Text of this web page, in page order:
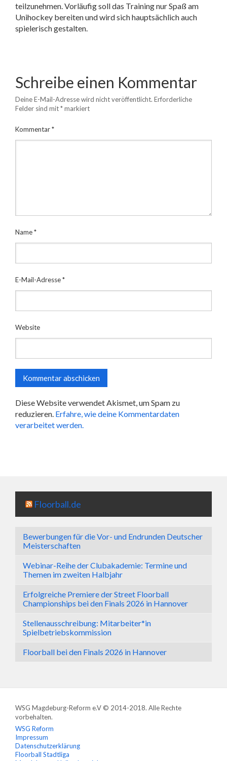
teilzunehmen. Vorläufig soll das Training nur Spaß am
Unihockey bereiten und wird sich hauptsächlich auch
spielerisch gestalten.
Schreibe einen Kommentar
Deine E-Mail-Adresse wird nicht veröffentlicht. Erforderliche
Felder sind mit*markiert
Kommentar*
Name*
E-Mail-Adresse*
Website
Diese Website verwendet Akismet, um Spam zu
reduzieren. Erfahre, wie deine Kommentardaten
verarbeitet werden.
Floorball.de
Bewerbungen für die Vor- und Endrunden Deutscher
Meisterschaften
Webinar-Reihe der Clubakademie: Termine und
Themen im zweiten Halbjahr
Erfolgreiche Premiere der Street Floorball
Championships bei den Finals 2026 in Hannover
Stellenausschreibung: Mitarbeiter*in
Spielbetriebskommission
Floorball bei den Finals 2026 in Hannover
WSG Magdeburg-Reform e.V © 2014-2018. Alle Rechte
vorbehalten.
WSG Reform
Impressum
Datenschutzerklärung
Floorball Stadtliga